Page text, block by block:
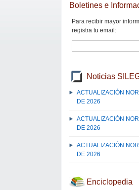
Boletines e
Para recibir mayor
registra tu email:
Noticias
ACTUALIZACIÓN
DE 2026
ACTUALIZACIÓN
DE 2026
ACTUALIZACIÓN
DE 2026
Enciclopedia